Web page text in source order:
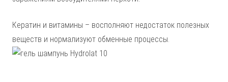
Кератин и витамины – восполняют недостаток полезных
веществ и нормализуют обменные процессы.